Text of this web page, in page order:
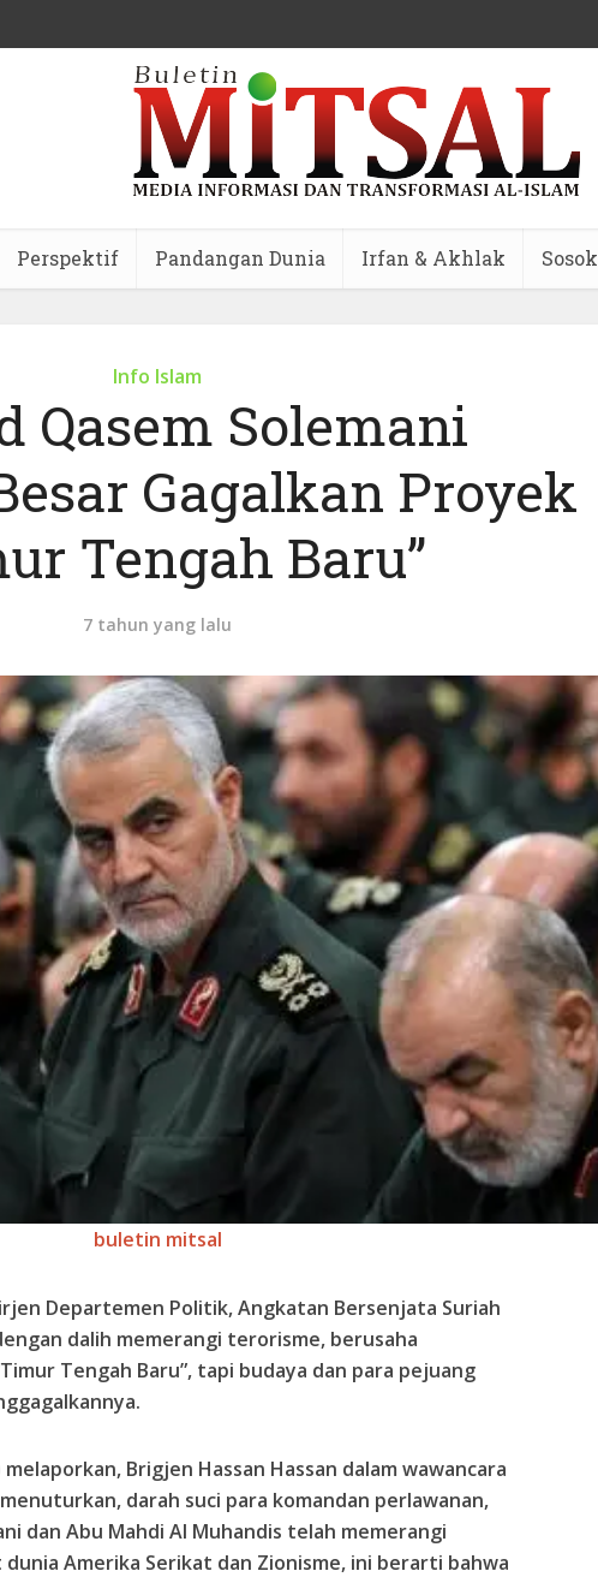
Perspektif Pandangan Dunia Irfan & Akhlak Sosok
Info Islam
Qasem Solemani
Gagalkan Proyek
Tengah Baru”
7 tahun yang lalu
buletin mitsal
Departemen Politik, Angkatan Bersenjata Suriah
dalih memerangi terorisme, berusaha
Tengah Baru”, tapi budaya dan para pejuang
Brigjen Hassan Hassan dalam wawancara
darah suci para komandan perlawanan,
dan Abu Mahdi Al Muhandis telah memerangi
Amerika Serikat dan Zionisme, ini berarti bahwa